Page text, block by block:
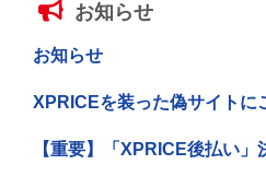
お知らせ
お知らせ
XPRICEを装った偽サイトに
【重要】「XPRICE後払い